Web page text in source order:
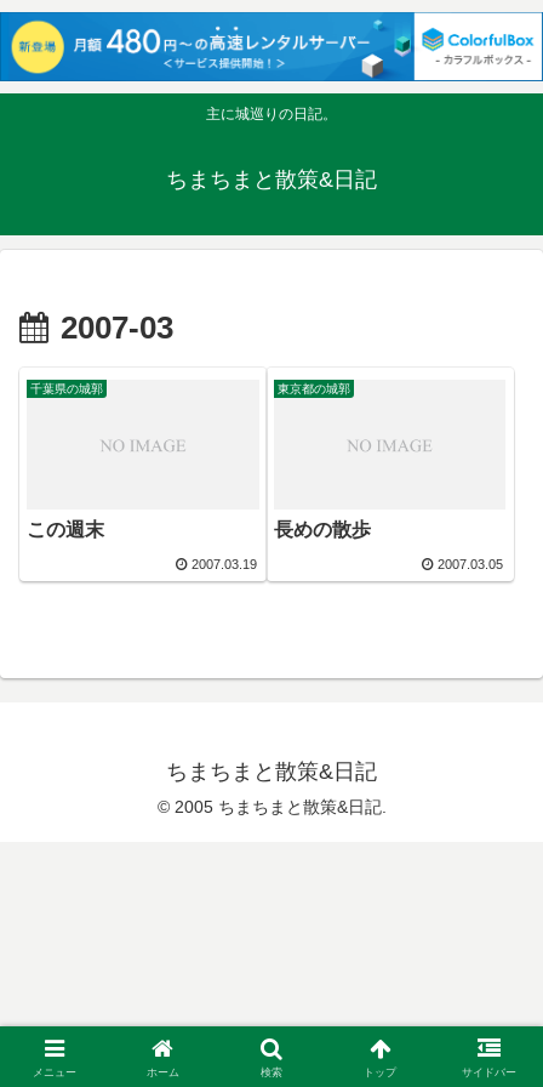
主に城巡りの日記。
ちまちまと散策&日記
2007-03
千葉県の城郭
この週末
2007.03.19
東京都の城郭
長めの散歩
2007.03.05
ちまちまと散策&日記
© 2005 ちまちまと散策&日記.
メニュー ホーム 検索 トップ サイドバー